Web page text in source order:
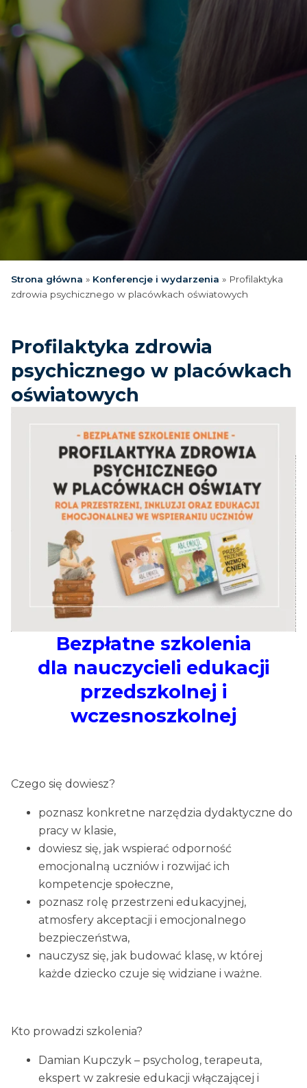
Strona główna » Konferencje i wydarzenia » Profilaktyka
zdrowia psychicznego w placówkach oświatowych
Profilaktyka zdrowia
psychicznego w placówkach
oświatowych
Bezpłatne szkolenia
dla nauczycieli edukacji
przedszkolnej i
wczesnoszkolnej
Czego się dowiesz?
poznasz konkretne narzędzia dydaktyczne do
pracy w klasie,
dowiesz się, jak wspierać odporność
emocjonalną uczniów i rozwijać ich
kompetencje społeczne,
poznasz rolę przestrzeni edukacyjnej,
atmosfery akceptacji i emocjonalnego
bezpieczeństwa,
nauczysz się, jak budować klasę, w której
każde dziecko czuje się widziane i ważne.
Kto prowadzi szkolenia?
Damian Kupczyk – psycholog, terapeuta,
ekspert w zakresie edukacji włączającej i